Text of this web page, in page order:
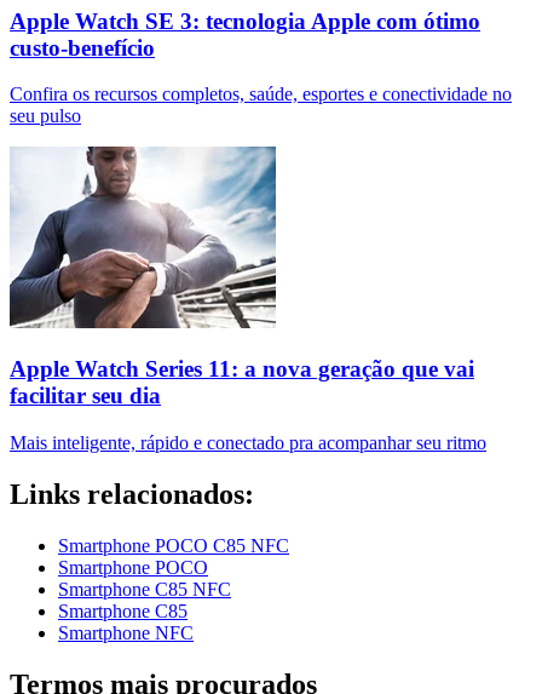
Apple Watch SE 3: tecnologia Apple com ótimo
custo-benefício
Confira os recursos completos, saúde, esportes e conectividade no
seu pulso
Apple Watch Series 11: a nova geração que vai
facilitar seu dia
Mais inteligente, rápido e conectado pra acompanhar seu ritmo
Links relacionados:
Smartphone POCO C85 NFC
Smartphone POCO
Smartphone C85 NFC
Smartphone C85
Smartphone NFC
Termos mais procurados